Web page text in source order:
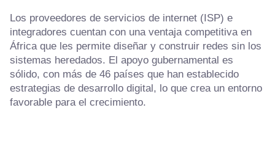
Los proveedores de servicios de internet (ISP) e
integradores cuentan con una ventaja competitiva en
África que les permite diseñar y construir redes sin los
sistemas heredados. El apoyo gubernamental es
sólido, con más de 46 países que han establecido
estrategias de desarrollo digital, lo que crea un entorno
favorable para el crecimiento.